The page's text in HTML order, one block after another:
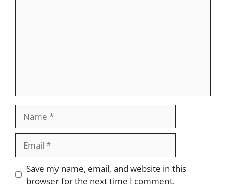
Website
Save my name, email, and website in this
browser for the next time I comment.